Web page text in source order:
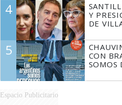
4
Y
DE
5
CON
SOMOS
Espacio Publicitario